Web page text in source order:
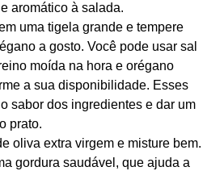
aromático à salada.
uma tigela grande e tempere
a gosto. Você pode usar sal
moída na hora e orégano
a sua disponibilidade. Esses
sabor dos ingredientes e dar um
prato.
oliva extra virgem e misture bem.
gordura saudável, que ajuda a